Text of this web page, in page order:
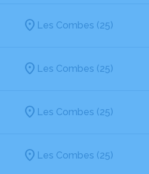
Les Combes (25)
Les Combes (25)
Les Combes (25)
Les Combes (25)